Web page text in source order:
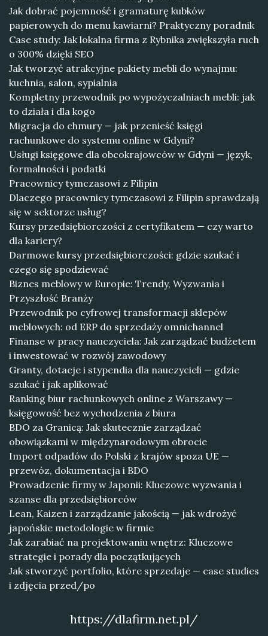
Jak dobrać pojemność i gramaturę kubków
papierowych do menu kawiarni? Praktyczny poradnik
Case study: Jak lokalna firma z Rybnika zwiększyła ruch
o 300% dzięki SEO
Jak tworzyć atrakcyjne pakiety mebli do wynajmu:
kuchnia, salon, sypialnia
Kompletny przewodnik po wypożyczalniach mebli: jak
to działa i dla kogo
Migracja do chmury — jak przenieść księgi
rachunkowe do systemu online w Gdyni?
Usługi księgowe dla obcokrajowców w Gdyni — język,
formalności i podatki
Pracownicy tymczasowi z Filipin
Dlaczego pracownicy tymczasowi z Filipin sprawdzają
się w sektorze usług?
Kursy przedsiębiorczości z certyfikatem — czy warto
dla kariery?
Darmowe kursy przedsiębiorczości: gdzie szukać i
czego się spodziewać
Biznes meblowy w Europie: Trendy, Wyzwania i
Przyszłość Branży
Przewodnik po cyfrowej transformacji sklepów
meblowych: od ERP do sprzedaży omnichannel
Finanse w pracy nauczyciela: Jak zarządzać budżetem
i inwestować w rozwój zawodowy
Granty, dotacje i stypendia dla nauczycieli — gdzie
szukać i jak aplikować
Ranking biur rachunkowych online z Warszawy —
księgowość bez wychodzenia z biura
BDO za Granicą: Jak skutecznie zarządzać
obowiązkami w międzynarodowym obrocie
Import odpadów do Polski z krajów spoza UE —
przewóz, dokumentacja i BDO
Prowadzenie firmy w Japonii: Kluczowe wyzwania i
szanse dla przedsiębiorców
Lean, Kaizen i zarządzanie jakością — jak wdrożyć
japońskie metodologie w firmie
Jak zarabiać na projektowaniu wnętrz: Kluczowe
strategie i porady dla początkujących
Jak stworzyć portfolio, które sprzedaje — case studies
i zdjęcia przed/po
https://dlafirm.net.pl/